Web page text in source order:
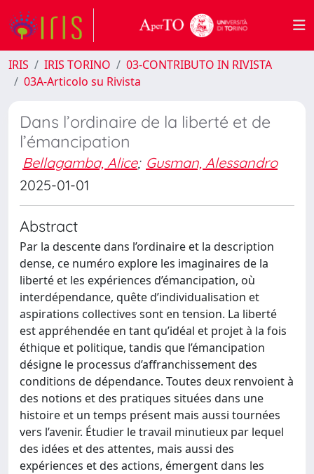
IRIS IRIS TORINO
03-CONTRIBUTO IN RIVISTA
03A-Articolo su Rivista
Dans l’ordinaire de la liberté et de
l’émancipation
Bellagamba, Alice; Gusman, Alessandro
2025-01-01
Abstract
Par la descente dans l’ordinaire et la description
dense, ce numéro explore les imaginaires de la
liberté et les expériences d’émancipation, où
interdépendance, quête d’individualisation et
aspirations collectives sont en tension. La liberté
est appréhendée en tant qu’idéal et projet à la fois
éthique et politique, tandis que l’émancipation
désigne le processus d’affranchissement des
conditions de dépendance. Toutes deux renvoient à
des notions et des pratiques situées dans une
histoire et un temps présent mais aussi tournées
vers l’avenir. Étudier le travail minutieux par lequel
des idées et des attentes, mais aussi des
expériences et des actions, émergent dans les